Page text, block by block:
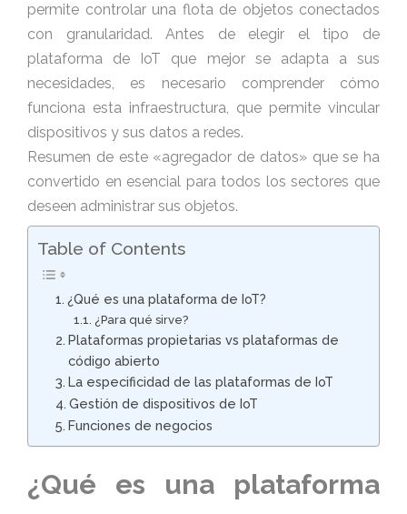
permite controlar una flota de objetos conectados
con granularidad. Antes de elegir el tipo de
plataforma de IoT que mejor se adapta a sus
necesidades, es necesario comprender cómo
funciona esta infraestructura, que permite vincular
dispositivos y sus datos a redes.
Resumen de este «agregador de datos» que se ha
convertido en esencial para todos los sectores que
deseen administrar sus objetos.
Table of Contents
¿Qué es una plataforma de IoT?
¿Para qué sirve?
Plataformas propietarias vs plataformas de
código abierto
La especificidad de las plataformas de IoT
Gestión de dispositivos de IoT
Funciones de negocios
¿Qué es una plataforma